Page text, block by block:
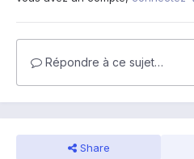
Répondre à ce sujet…
Share